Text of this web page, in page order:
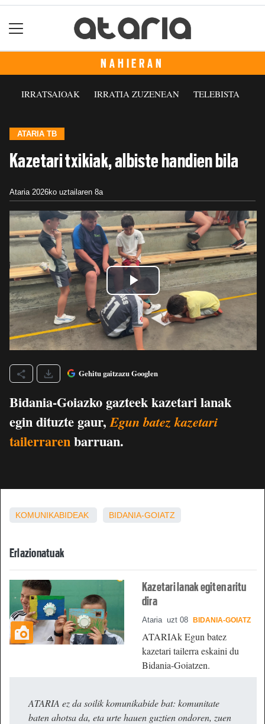
NAHIERAN
IRRATSAIOAK IRRATIA ZUZENEAN TELEBISTA
ATARIA TB
Kazetari txikiak, albiste handien bila
Ataria 2026ko uztailaren 8a
Gehitu gaitzazu Googlen
Bidania-Goiazko gazteek kazetari lanak
egin dituzte gaur,Egun batez kazetari
tailerrarenbarruan.
KOMUNIKABIDEAK BIDANIA-GOIATZ
Erlazionatuak
Kazetari lanak egiten aritu
dira
Ataria uzt 08 BIDANIA-GOIATZ
ATARIAk Egun batez
kazetari tailerra eskaini du
Bidania-Goiatzen.
ATARIA ez da soilik komunikabide bat: komunitate
baten ahotsa da, eta urte hauen guztien ondoren, zuen